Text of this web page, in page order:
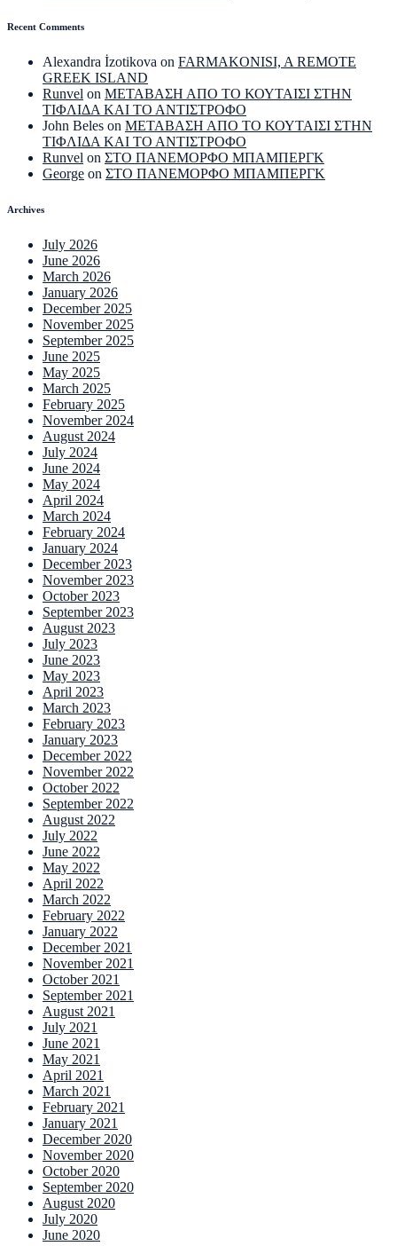
Recent Comments
Alexandra İzotikova on FARMAKONISI, A REMOTE
GREEK ISLAND
Runvel on ΜΕΤΑΒΑΣΗ ΑΠΟ ΤΟ ΚΟΥΤΑΙΣΙ ΣΤΗΝ
ΤΙΦΛΙΔΑ ΚΑΙ ΤΟ ΑΝΤΙΣΤΡΟΦΟ
John Beles on ΜΕΤΑΒΑΣΗ ΑΠΟ ΤΟ ΚΟΥΤΑΙΣΙ ΣΤΗΝ
ΤΙΦΛΙΔΑ ΚΑΙ ΤΟ ΑΝΤΙΣΤΡΟΦΟ
Runvel on ΣΤΟ ΠΑΝΕΜΟΡΦΟ ΜΠΑΜΠΕΡΓΚ
George on ΣΤΟ ΠΑΝΕΜΟΡΦΟ ΜΠΑΜΠΕΡΓΚ
Archives
July 2026
June 2026
March 2026
January 2026
December 2025
November 2025
September 2025
June 2025
May 2025
March 2025
February 2025
November 2024
August 2024
July 2024
June 2024
May 2024
April 2024
March 2024
February 2024
January 2024
December 2023
November 2023
October 2023
September 2023
August 2023
July 2023
June 2023
May 2023
April 2023
March 2023
February 2023
January 2023
December 2022
November 2022
October 2022
September 2022
August 2022
July 2022
June 2022
May 2022
April 2022
March 2022
February 2022
January 2022
December 2021
November 2021
October 2021
September 2021
August 2021
July 2021
June 2021
May 2021
April 2021
March 2021
February 2021
January 2021
December 2020
November 2020
October 2020
September 2020
August 2020
July 2020
June 2020